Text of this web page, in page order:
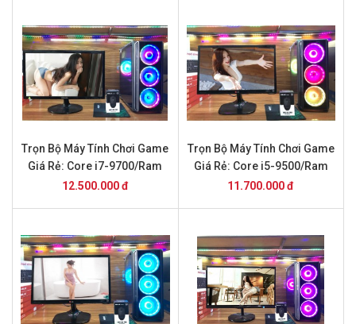
Trọn Bộ Máy Tính Chơi Game
Giá Rẻ: Core i7-9700/Ram
8GB/SSD 240/GTX1050Ti và
12.500.000 đ
Trọn Bộ Máy Tính Chơi Game
Giá Rẻ: Core i5-9500/Ram
16GB/SSD 240/GTX1650 và
11.700.000 đ